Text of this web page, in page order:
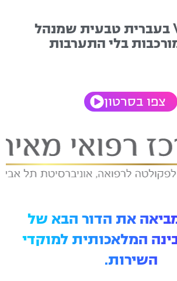
נציג Voice AI בעברית טבעית שמנהל
בלי התערבות
צפו בסרטון
את הדור הבא של
המלאכותית למוקדי
השירות.